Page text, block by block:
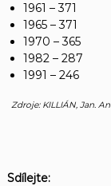
1961 – 371
1965 – 371
1970 – 365
1982 – 287
1991 – 246
Zdroje: KILLIÁN, Jan.
Sdílejte: